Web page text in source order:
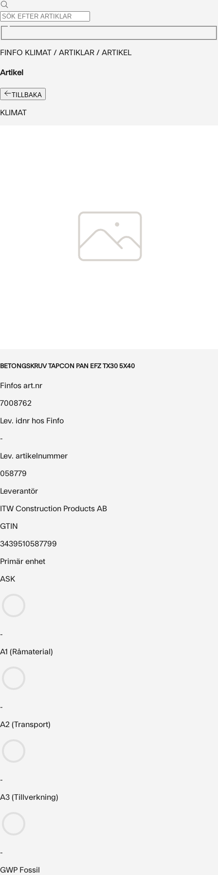
FINFO KLIMAT / ARTIKLAR / ARTIKEL
Artikel
TILLBAKA
KLIMAT
BETONGSKRUV TAPCON PAN EFZ TX30 5X40
Finfos art.nr
7008762
Lev. idnr hos Finfo
-
Lev. artikelnummer
058779
Leverantör
ITW Construction Products AB
GTIN
3439510587799
Primär enhet
ASK
-
A1 (Råmaterial)
-
A2 (Transport)
-
A3 (Tillverkning)
-
GWP Fossil